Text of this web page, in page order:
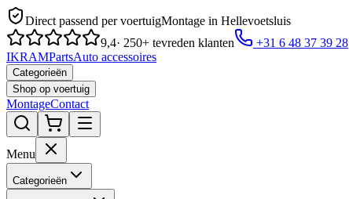
Direct passend per voertuigMontage in Hellevoetsluis
9,4· 250+ tevreden klanten
+31 6 48 37 39 28
IKRAMPartsAuto accessoires
Categorieën
Shop op voertuig
MontageContact
Menu
Categorieën